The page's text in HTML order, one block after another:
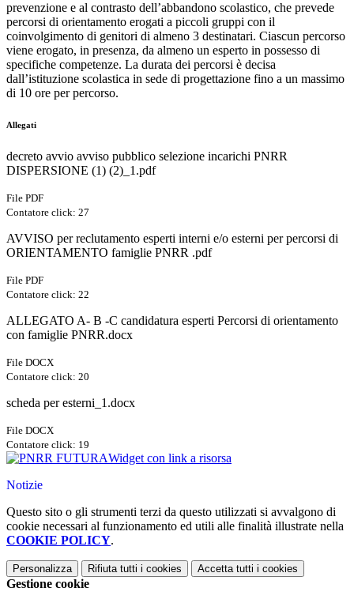
prevenzione e al contrasto dell’abbandono scolastico, che prevede
percorsi di orientamento erogati a piccoli gruppi con il
coinvolgimento di genitori di almeno 3 destinatari. Ciascun percorso
viene erogato, in presenza, da almeno un esperto in possesso di
specifiche competenze. La durata dei percorsi è decisa
dall’istituzione scolastica in sede di progettazione fino a un massimo
di 10 ore per percorso.
Allegati
decreto avvio avviso pubblico selezione incarichi PNRR
DISPERSIONE (1) (2)_1.pdf
File PDF
Contatore click: 27
AVVISO per reclutamento esperti interni e/o esterni per percorsi di
ORIENTAMENTO famiglie PNRR .pdf
File PDF
Contatore click: 22
ALLEGATO A- B -C candidatura esperti Percorsi di orientamento
con famiglie PNRR.docx
File DOCX
Contatore click: 20
scheda per esterni_1.docx
File DOCX
Contatore click: 19
Widget con link a risorsa
Notizie
Questo sito o gli strumenti terzi da questo utilizzati si avvalgono di
cookie necessari al funzionamento ed utili alle finalità illustrate nella
COOKIE POLICY.
Personalizza Rifiuta tutti i cookies Accetta tutti i cookies
Gestione cookie